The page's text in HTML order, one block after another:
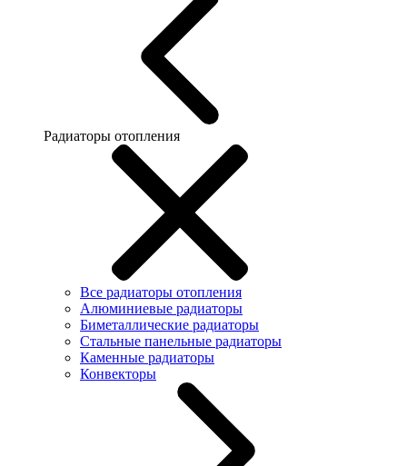
Радиаторы отопления
Все радиаторы отопления
Алюминиевые радиаторы
Биметаллические радиаторы
Стальные панельные радиаторы
Каменные радиаторы
Конвекторы